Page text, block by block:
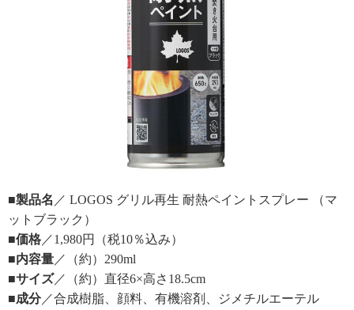
■製品名 ／ LOGOS グリル再生 耐熱ペイントスプレー （マ
ットブラック）
■価格 ／1,980円（税10％込み）
■内容量 ／（約）290ml
■サイズ／（約）直径6×高さ18.5cm
■成分／合成樹脂、顔料、有機溶剤、ジメチルエーテル